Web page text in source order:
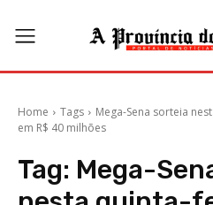
Home Tags
Mega-Sena sorteia
em R$ 40 milhões
Tag: Mega-